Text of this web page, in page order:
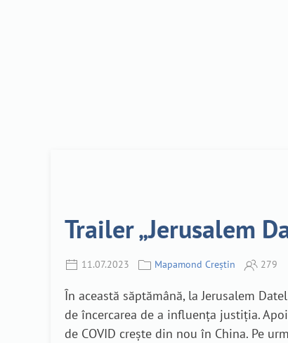
Trailer „Jerusalem
11.07.2023 Mapamond Creștin 279
În această săptămână, la Jerusalem
de încercarea de a influența justiția.
de COVID crește din nou în China. Pe